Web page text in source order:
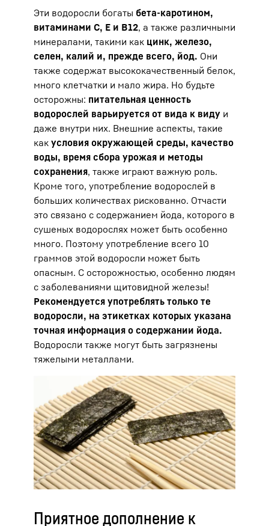
Эти водоросли богаты бета-каротином,
витаминами С, Е и В12, а также различными
минералами, такими как цинк, железо,
селен, калий и, прежде всего, йод. Они
также содержат высококачественный белок,
много клетчатки и мало жира. Но будьте
осторожны: питательная ценность
водорослей варьируется от вида к виду и
даже внутри них. Внешние аспекты, такие
как условия окружающей среды, качество
воды, время сбора урожая и методы
сохранения, также играют важную роль.
Кроме того, употребление водорослей в
больших количествах рискованно. Отчасти
это связано с содержанием йода, которого в
сушеных водорослях может быть особенно
много. Поэтому употребление всего 10
граммов этой водоросли может быть
опасным. С осторожностью, особенно людям
с заболеваниями щитовидной железы!
Рекомендуется употреблять только те
водоросли, на этикетках которых указана
точная информация о содержании йода.
Водоросли также могут быть загрязнены
тяжелыми металлами.
Приятное дополнение к